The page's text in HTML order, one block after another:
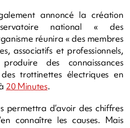
annoncé la création
national « des
réunira « des membres
associatifs et professionnels,
des connaissances
trottinettes électriques en
20 Minutes.
permettra d’avoir des chiffres
connaître les causes. Mais